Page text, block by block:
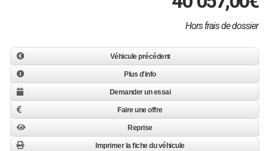
Hors frais de dossier
Véhicule précédent
Plus d'info
Demander un essai
Faire une offre
Reprise
Imprimer la fiche du véhicule